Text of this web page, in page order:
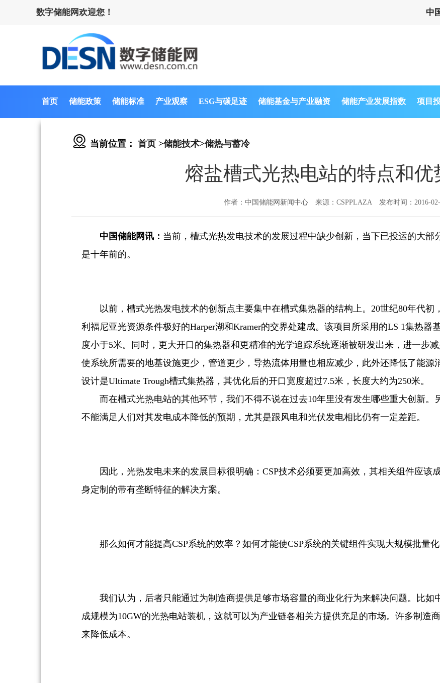
数字储能网欢迎您！ 中
首页 储能政策 储能标准 产业观察 ESG与碳足迹 储能基金与产业融资 储能产业发展指数 项目
当前位置： 首页 >储能技术>储热与蓄冷
熔盐槽式光热电站的特点和优
作者：中国储能网新闻中心 来源：CSPPLAZA 发布时间：2016-
中国储能网讯： 当前，槽式光热发电技术的发展过程中缺少创新，当下已投运的大
是十年前的。
以前，槽式光热发电技术的创新点主要集中在槽式集热器的结构上。20世纪80年代
利福尼亚光资源条件极好的Harper湖和Kramer的交界处建成。该项目所采用的LS 1集热器
度小于5米。同时，更大开口的集热器和更精准的光学追踪系统逐渐被研发出来，进一步
使系统所需要的地基设施更少，管道更少，导热流体用量也相应减少，此外还降低了能源
设计是Ultimate Trough槽式集热器，其优化后的开口宽度超过7.5米，长度大约为250米。
而在槽式光热电站的其他环节，我们不得不说在过去10年里没有发生哪些重大创新
不能满足人们对其发电成本降低的预期，尤其是跟风电和光伏发电相比仍有一定差距。
因此，光热发电未来的发展目标很明确：CSP技术必须要更加高效，其相关组件应该
身定制的带有垄断特征的解决方案。
那么如何才能提高CSP系统的效率？如何才能使CSP系统的关键组件实现大规模批量
我们认为，后者只能通过为制造商提供足够市场容量的商业化行为来解决问题。比如
成规模为10GW的光热电站装机，这就可以为产业链各相关方提供充足的市场。许多制造
来降低成本。